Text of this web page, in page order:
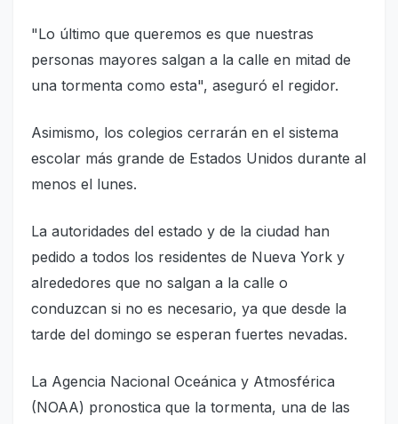
"Lo último que queremos es que nuestras
personas mayores salgan a la calle en mitad de
una tormenta como esta", aseguró el regidor.
Asimismo, los colegios cerrarán en el sistema
escolar más grande de Estados Unidos durante al
menos el lunes.
La autoridades del estado y de la ciudad han
pedido a todos los residentes de Nueva York y
alrededores que no salgan a la calle o
conduzcan si no es necesario, ya que desde la
tarde del domingo se esperan fuertes nevadas.
La Agencia Nacional Oceánica y Atmosférica
(NOAA) pronostica que la tormenta, una de las